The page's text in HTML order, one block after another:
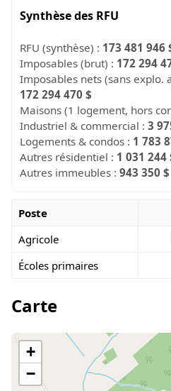
Synthèse des RFU
RFU (synthèse) : 173 481 946
Imposables (brut) : 172 294
Imposables nets (sans explo.
172 294 470 $
Maisons (1 logement, hors
Industriel & commercial :3
Logements & condos : 1 783
Autres résidentiel : 1 031 244
Autres immeubles :943 350 $
Poste
Agricole
Écoles primaires
Carte
+
−